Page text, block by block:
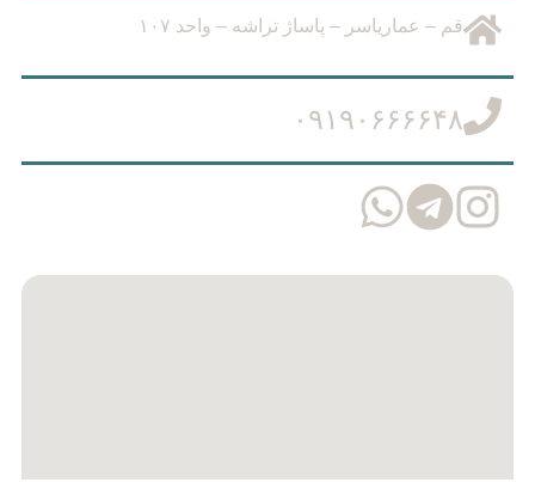
قم – عمارياسر – پاساژ تراشه – واحد ١٠٧
۰۹۱۹۰۶۶۶۶۴۸